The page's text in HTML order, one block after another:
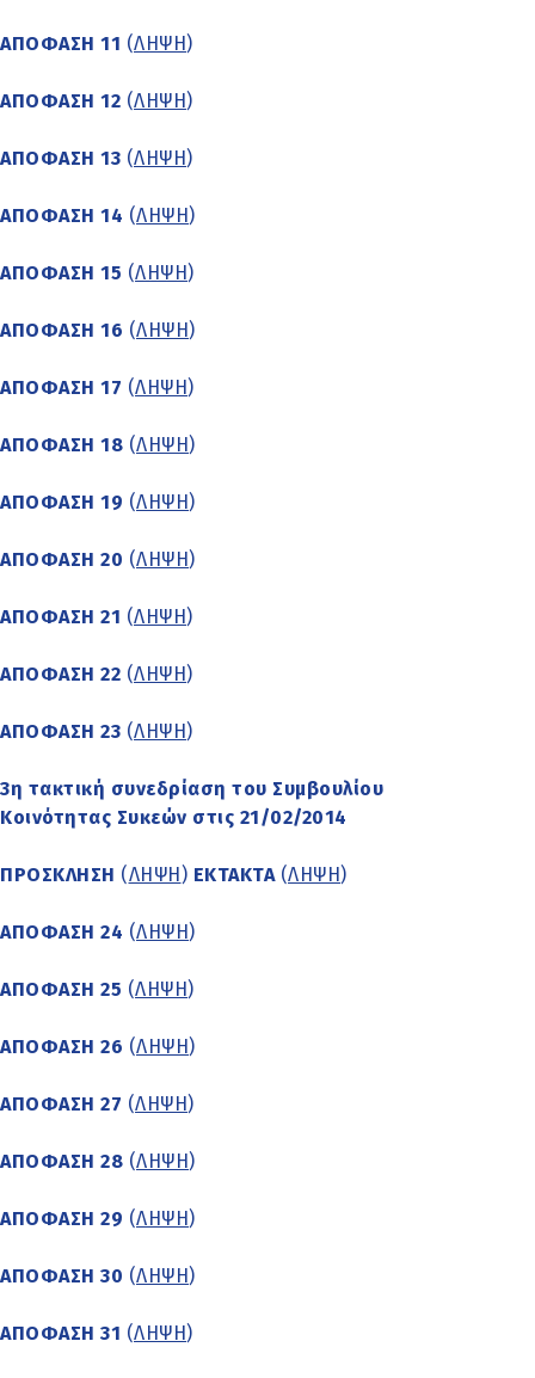
ΑΠΟΦΑΣΗ 11 (ΛΗΨΗ )
ΑΠΟΦΑΣΗ 12 (ΛΗΨΗ )
ΑΠΟΦΑΣΗ 13 (ΛΗΨΗ )
ΑΠΟΦΑΣΗ 14 (ΛΗΨΗ )
ΑΠΟΦΑΣΗ 15 (ΛΗΨΗ )
ΑΠΟΦΑΣΗ 16 (ΛΗΨΗ )
ΑΠΟΦΑΣΗ 17 (ΛΗΨΗ )
ΑΠΟΦΑΣΗ 18 (ΛΗΨΗ )
ΑΠΟΦΑΣΗ 19 (ΛΗΨΗ )
ΑΠΟΦΑΣΗ 20 (ΛΗΨΗ )
ΑΠΟΦΑΣΗ 21 (ΛΗΨΗ )
ΑΠΟΦΑΣΗ 22 (ΛΗΨΗ )
ΑΠΟΦΑΣΗ 23 (ΛΗΨΗ )
3η τακτική συνεδρίαση του Συμβουλίου
Κοινότητας Συκεών στις 21/02/2014
ΠΡΟΣΚΛΗΣΗ (ΛΗΨΗ ) ΕΚΤΑΚΤΑ(ΛΗΨΗ )
ΑΠΟΦΑΣΗ 24 (ΛΗΨΗ )
ΑΠΟΦΑΣΗ 25 (ΛΗΨΗ )
ΑΠΟΦΑΣΗ 26 (ΛΗΨΗ )
ΑΠΟΦΑΣΗ 27 (ΛΗΨΗ )
ΑΠΟΦΑΣΗ 28 (ΛΗΨΗ )
ΑΠΟΦΑΣΗ 29 (ΛΗΨΗ )
ΑΠΟΦΑΣΗ 30 (ΛΗΨΗ )
ΑΠΟΦΑΣΗ 31 (ΛΗΨΗ )